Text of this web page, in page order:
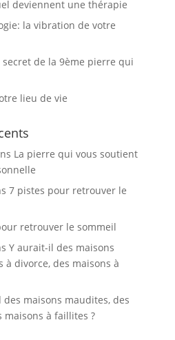
deviennent une thérapie
la vibration de votre
secret de la 9ème pierre qui
lieu de vie
La pierre qui vous soutient
7 pistes pour retrouver le
retrouver le sommeil
Y aurait-il des maisons
à divorce, des maisons à
des maisons maudites, des
maisons à faillites ?